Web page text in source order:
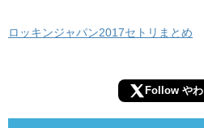
ロッキンジャパン2017セトリまとめ
Follow やわ